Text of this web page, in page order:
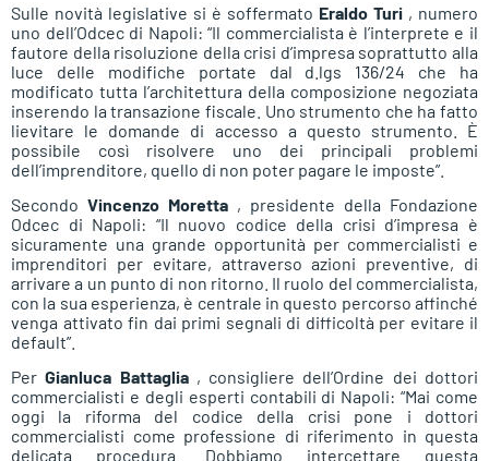
Sulle novità legislative si è soffermato Eraldo Turi , numero
uno dell’Odcec di Napoli: “Il commercialista è l’interprete e il
fautore della risoluzione della crisi d’impresa soprattutto alla
luce delle modifiche portate dal d.lgs 136/24 che ha
modificato tutta l’architettura della composizione negoziata
inserendo la transazione fiscale. Uno strumento che ha fatto
lievitare le domande di accesso a questo strumento. È
possibile così risolvere uno dei principali problemi
dell’imprenditore, quello di non poter pagare le imposte”.
Secondo Vincenzo Moretta , presidente della Fondazione
Odcec di Napoli: “Il nuovo codice della crisi d’impresa è
sicuramente una grande opportunità per commercialisti e
imprenditori per evitare, attraverso azioni preventive, di
arrivare a un punto di non ritorno. Il ruolo del commercialista,
con la sua esperienza, è centrale in questo percorso affinché
venga attivato fin dai primi segnali di difficoltà per evitare il
default”.
PerGianluca Battaglia, consigliere dell’Ordine dei dottori
commercialisti e degli esperti contabili di Napoli: “Mai come
oggi la riforma del codice della crisi pone i dottori
commercialisti come professione di riferimento in questa
delicata procedura. Dobbiamo intercettare questa